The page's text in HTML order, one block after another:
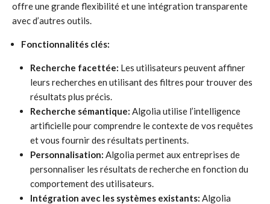
offre une grande flexibilité et une intégration transparente
avec d’autres outils.
Fonctionnalités clés:
Recherche facettée: Les utilisateurs peuvent affiner
leurs recherches en utilisant des filtres pour trouver des
résultats plus précis.
Recherche sémantique: Algolia utilise l’intelligence
artificielle pour comprendre le contexte de vos requêtes
et vous fournir des résultats pertinents.
Personnalisation: Algolia permet aux entreprises de
personnaliser les résultats de recherche en fonction du
comportement des utilisateurs.
Intégration avec les systèmes existants: Algolia